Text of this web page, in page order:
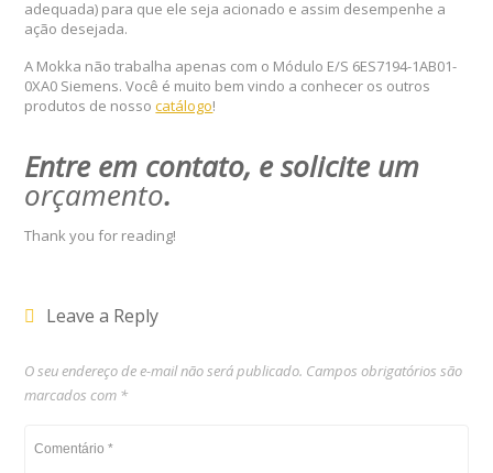
adequada) para que ele seja acionado e assim desempenhe a
ação desejada.
A Mokka não trabalha apenas com o Módulo E/S 6ES7194-1AB01-
0XA0 Siemens. Você é muito bem vindo a conhecer os outros
produtos de nossocatálogo!
Entre em contato, e solicite um
orçamento.
Thank you for reading!
Leave a Reply
O seu endereço de e-mail não será publicado. Campos obrigatórios são
marcados com *